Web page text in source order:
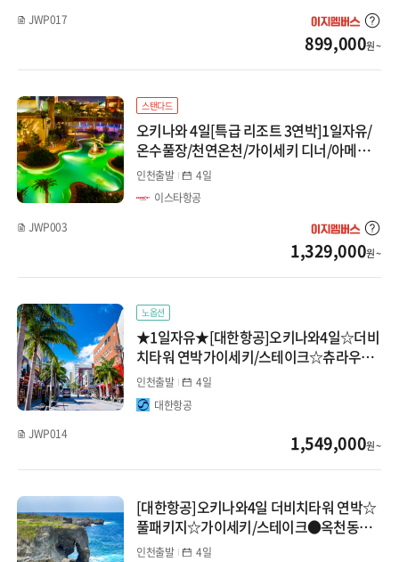
호주/뉴질랜드
몽골/중앙아시아
인도/네팔/스리랑카
다카마츠/요나고/도쿠시마
니가타/쿠사츠/아오모리
나고야/도야마/알펜루트
JWP017
899,000원 ~
스탠다드
오키나와 4일[특급 리조트 3연박]1일자유/
온수풀장/천연온천/가이세키 디너/아메리
칸빌리지 위치
인천출발
4일
이스타항공
JWP003
1,329,000원 ~
노옵션
★1일자유★[대한항공]오키나와4일☆더비
치타워 연박가이세키/스테이크☆츄라우미
수족관/국제거리/헤리오스 주조장
인천출발
4일
대한항공
JWP014
1,549,000원 ~
[대한항공]오키나와4일 더비치타워 연박☆
풀패키지☆가이세키/스테이크●옥천동굴/
에이사공연
인천출발
4일